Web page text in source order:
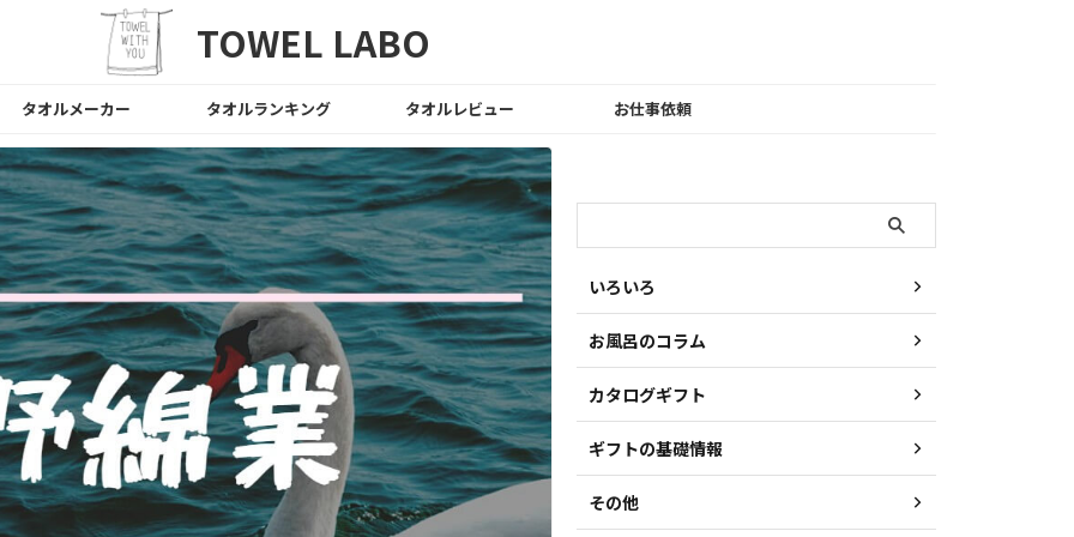
TOWEL LABO
タオルメーカー タオルランキング タオルレビュー お仕事依頼
いろいろ
お風呂のコラム
カタログギフト
ギフトの基礎情報
その他